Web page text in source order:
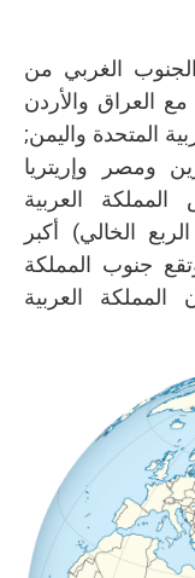
الغربي من
العراق والأردن
المتحدة واليمن;
ومصر وإريتريا
من أرض المملكة العربية
الخالي) أكبر
جنوب المملكة
العربية